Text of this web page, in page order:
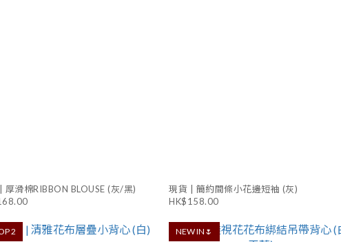
厚滑棉RIBBON BLOUSE (灰/黑)
現貨 | 簡約間條小花邊短袖 (灰)
HK$158.00
2 NEW IN🌷